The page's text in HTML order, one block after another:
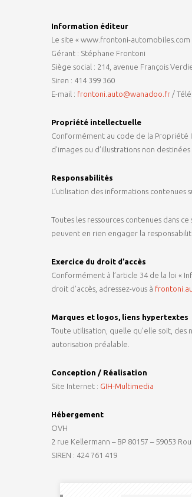
Information éditeur
Le site « www.frontoni-
Gérant : Stéphane Frontoni
Siège social : 214, avenue François
Siren : 414 399 360
E-mail : frontoni.auto@wanadoo.fr /
Propriété intellectuelle
Conformément au code de la Propriété
d’images ou d’illustrations non
Responsabilités
L’utilisation des informations
Toutes les ressources contenues dans
peuvent en rien engager la
Exercice du droit d’accès
Conformément à l’article 34 de la loi «
droit d’accès, adressez-vous à
Marques et logos, liens hypertextes
Toute utilisation, quelle qu’elle soit,
autorisation préalable.
Conception / Réalisation
Site Internet : GIH-Multimedia
Hébergement
OVH
2 rue Kellermann – BP 80157 – 59053
SIREN : 424 761 419